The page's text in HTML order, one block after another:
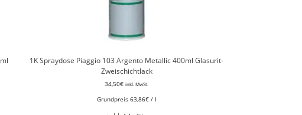
1K Spraydose Piaggio 103 Argento Metallic 400ml Glasurit-
Zweischichtlack
34,50€ inkl. MwSt.
Grundpreis 63,86€/ l